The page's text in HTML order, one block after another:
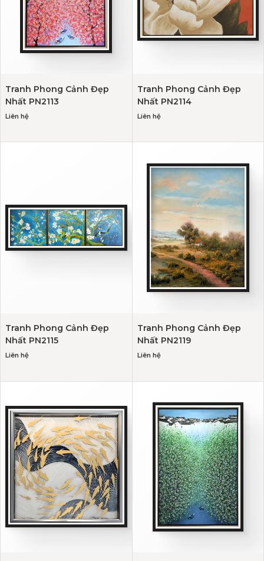
Tranh Phong Cảnh Đẹp
Nhất PN2113
Liên hệ
Tranh Phong Cảnh Đẹp
Nhất PN2114
Liên hệ
Tranh Phong Cảnh Đẹp
Nhất PN2115
Liên hệ
Tranh Phong Cảnh Đẹp
Nhất PN2119
Liên hệ